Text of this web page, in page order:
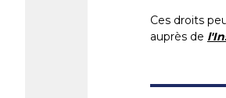
Ces droits
auprès de